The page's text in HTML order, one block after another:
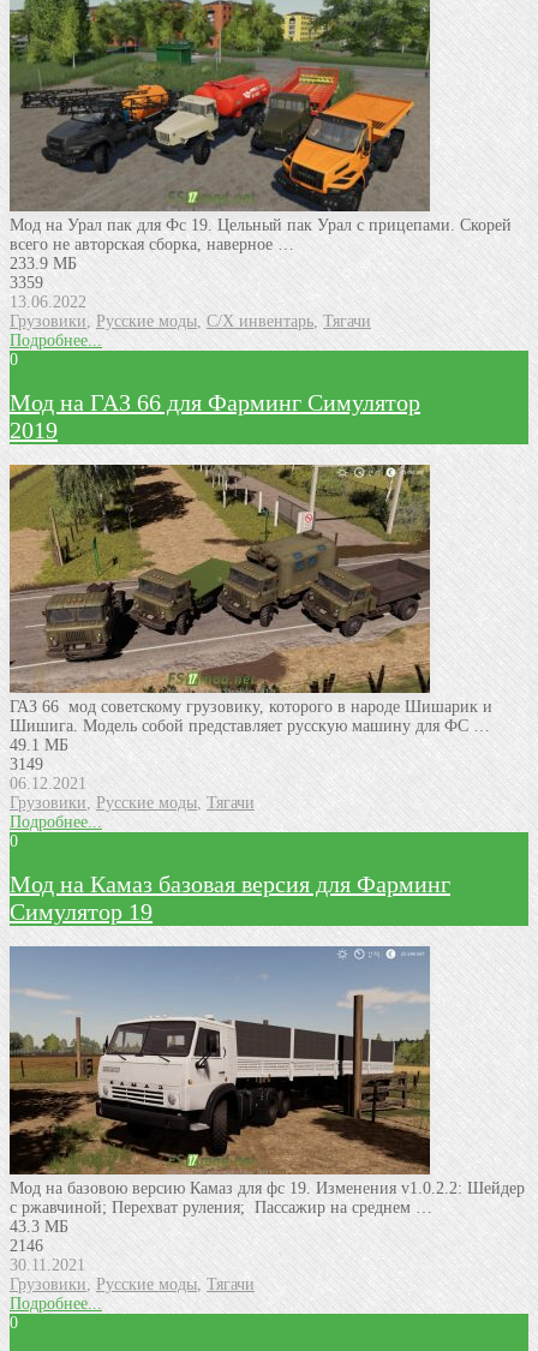
Мод на Урал пак для Фс 19. Цельный пак Урал с прицепами. Скорей
всего не авторская сборка, наверное …
233.9 МБ
3359
13.06.2022
Грузовики
Русские моды ,С/Х инвентарь Тягачи
Подробнее...
0
Мод на ГАЗ 66 для Фарминг Симулятор
2019
ГАЗ 66 мод советскому грузовику, которого в народе Шишарик и
Шишига. Модель собой представляет русскую машину для ФС …
49.1 МБ
3149
06.12.2021
Грузовики Русские моды Тягачи
Подробнее...
0
Мод на Камаз базовая версия для Фарминг
Симулятор 19
Мод на базовою версию Камаз для фс 19. Изменения v1.0.2.2: Шейдер
с ржавчиной; Перехват руления; Пассажир на среднем …
43.3 МБ
2146
30.11.2021
Грузовики, Русские моды, Тягачи
Подробнее...
0